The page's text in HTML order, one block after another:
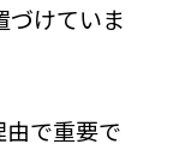
づけていま
で重要で